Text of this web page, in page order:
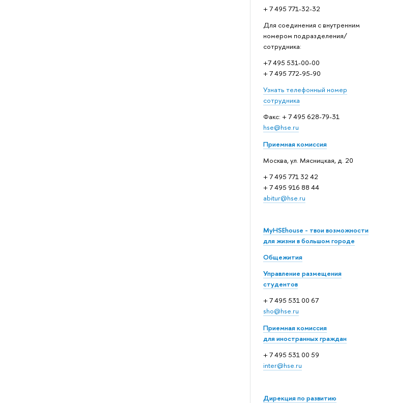
+ 7 495 771-32-32
Для соединения с внутренним
номером подразделения/
сотрудника:
+7 495 531-00-00
+ 7 495 772-95-90
Узнать телефонный номер
сотрудника
Факс: + 7 495 628-79-31
hse@hse.ru
Приемная комиссия
Москва, ул. Мясницкая, д. 20
+ 7 495 771 32 42
+ 7 495 916 88 44
abitur@hse.ru
MyHSEhouse - твои возможности
для жизни в большом городе
Общежития
Управление размещения
студентов
+ 7 495 531 00 67
sho@hse.ru
Приемная комиссия
для иностранных граждан
+ 7 495 531 00 59
inter@hse.ru
Дирекция по развитию